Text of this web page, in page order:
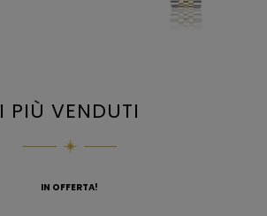
I PIÙ VENDUTI
IN OFFERTA!